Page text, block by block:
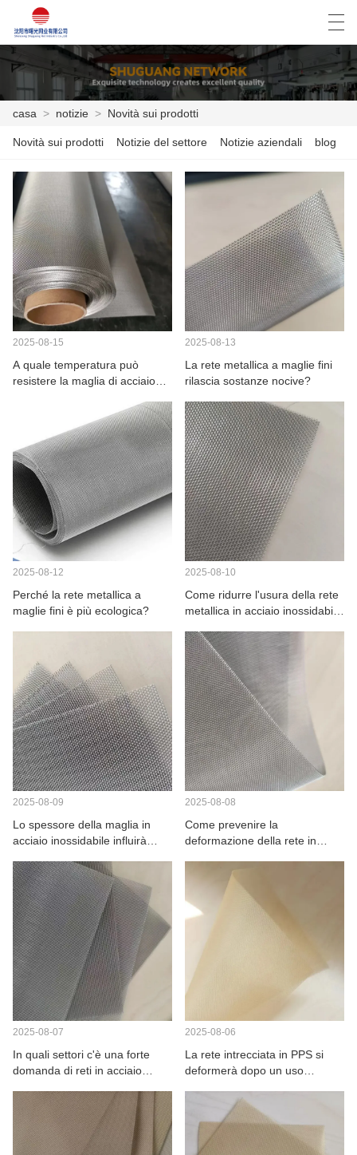
PRODOTTI
NOTIZIE
CASO
FACTORY TOUR
CONTATTATECI
RIGUARDO A NOI
العربية Deutsch English Español
casa > notizie > Novità sui prodotti
Novità sui prodotti Notizie del settore Notizie aziendali blog
2025-08-15
A quale temperatura può
resistere la maglia di acciaio
2025-08-13
La rete metallica a maglie fini
rilascia sostanze nocive?
2025-08-12
Perché la rete metallica a
maglie fini è più ecologica?
2025-08-10
Come ridurre l'usura della rete
metallica in acciaio inossidabile
2025-08-09
Lo spessore della maglia in
acciaio inossidabile influirà
2025-08-08
Come prevenire la
deformazione della rete in
temperatura?
2025-08-07
In quali settori c'è una forte
domanda di reti in acciaio
2025-08-06
La rete intrecciata in PPS si
deformerà dopo un uso